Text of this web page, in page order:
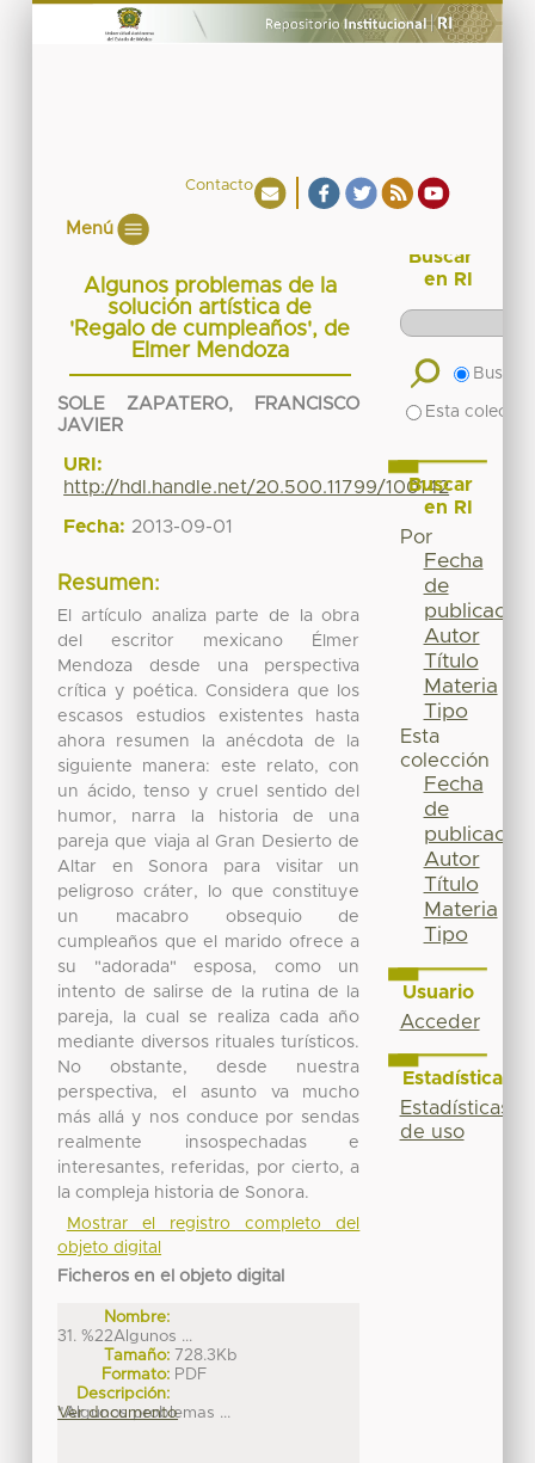
Contacto
Menú
Algunos problemas de la
solución artística de
'Regalo de cumpleaños', de
Elmer Mendoza
SOLE ZAPATERO, FRANCISCO
JAVIER
URI:
http://hdl.handle.net/20.500.11799/100142
Fecha: 2013-09-01
Resumen:
El artículo analiza parte de la obra
del escritor mexicano Élmer
Mendoza desde una perspectiva
crítica y poética. Considera que los
escasos estudios existentes hasta
ahora resumen la anécdota de la
siguiente manera: este relato, con
un ácido, tenso y cruel sentido del
humor, narra la historia de una
pareja que viaja al Gran Desierto de
Altar en Sonora para visitar un
peligroso cráter, lo que constituye
un macabro obsequio de
cumpleaños que el marido ofrece a
su "adorada" esposa, como un
intento de salirse de la rutina de la
pareja, la cual se realiza cada año
mediante diversos rituales turísticos.
No obstante, desde nuestra
perspectiva, el asunto va mucho
más allá y nos conduce por sendas
realmente insospechadas e
interesantes, referidas, por cierto, a
la compleja historia de Sonora.
Mostrar el registro completo del
objeto digital
Ficheros en el objeto digital
Nombre:
31. %22Algunos ...
Tamaño: 728.3Kb
Formato: PDF
Descripción:
"Algunos problemas ...
Ver documento
Buscar
en RI
Buscar
Esta
Buscar
en RI
Por
Fecha
de
publicación
Autor
Título
Materia
Tipo
Esta
colección
Fecha
de
publicación
Autor
Título
Materia
Tipo
Usuario
Acceder
Estadísticas
Estadísticas
de uso